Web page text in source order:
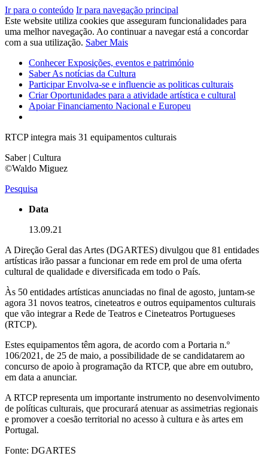
Ir para o conteúdo Ir para navegação principal
Este website utiliza cookies que asseguram funcionalidades para
uma melhor navegação. Ao continuar a navegar está a concordar
com a sua utilização. Saber Mais
ConhecerExposições, eventos e património
SaberAs notícias da Cultura
ParticiparEnvolva-se e influencie as politicas culturais
CriarOportunidades para a atividade artística e cultural
ApoiarFinanciamento Nacional e Europeu
RTCP integra mais 31 equipamentos culturais
Saber | Cultura
©Waldo Miguez
Pesquisa
Data
13.09.21
A Direção Geral das Artes (DGARTES) divulgou que 81 entidades
artísticas irão passar a funcionar em rede em prol de uma oferta
cultural de qualidade e diversificada em todo o País.
Às 50 entidades artísticas anunciadas no final de agosto, juntam-se
agora 31 novos teatros, cineteatros e outros equipamentos culturais
que vão integrar a Rede de Teatros e Cineteatros Portugueses
(RTCP).
Estes equipamentos têm agora, de acordo com a Portaria n.º
106/2021, de 25 de maio, a possibilidade de se candidatarem ao
concurso de apoio à programação da RTCP, que abre em outubro,
em data a anunciar.
A RTCP representa um importante instrumento no desenvolvimento
de políticas culturais, que procurará atenuar as assimetrias regionais
e promover a coesão territorial no acesso à cultura e às artes em
Portugal.
Fonte: DGARTES